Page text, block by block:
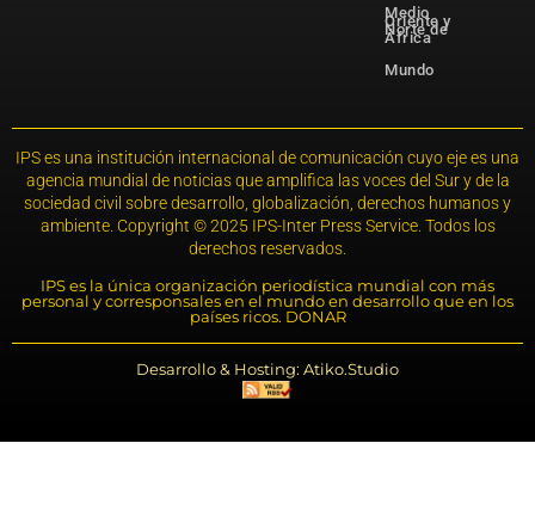
Medio
Oriente y
Norte de
África
Mundo
IPS es una institución internacional de comunicación cuyo eje es una
agencia mundial de noticias que amplifica las voces del Sur y de la
sociedad civil sobre desarrollo, globalización, derechos humanos y
ambiente. Copyright © 2025 IPS-Inter Press Service. Todos los
derechos reservados.
IPS es la única organización periodística mundial con más
personal y corresponsales en el mundo en desarrollo que en los
países ricos. DONAR
Desarrollo & Hosting: Atiko.Studio